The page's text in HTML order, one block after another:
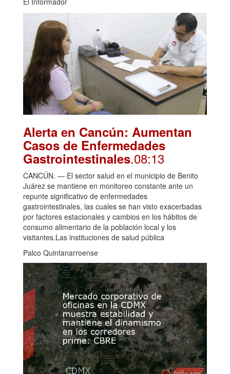
Alerta en Cancún: Aumentan
Casos de Enfermedades
Gastrointestinales.08:13
CANCÚN. — El sector salud en el municipio de Benito
Juárez se mantiene en monitoreo constante ante un
repunte significativo de enfermedades
gastrointestinales, las cuales se han visto exacerbadas
por factores estacionales y cambios en los hábitos de
consumo alimentario de la población local y los
visitantes.Las instituciones de salud pública
Palco Quintanarroense